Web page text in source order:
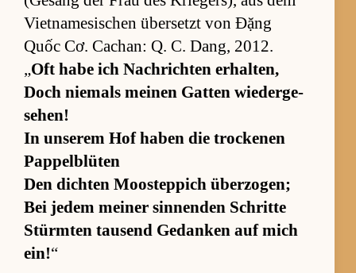
Vi­et­na­me­si­schen über­setzt von Đặng
Quốc Cơ. Cachan: Q. C. Dang, 2012.
„Oft habe ich Nach­rich­ten er­hal­ten,
Doch nie­mals mei­nen Gat­ten wie­der­ge­
se­hen!
In un­se­rem Hof ha­ben die tro­ckenen
Pap­pel­b­lü­ten
Den dich­ten Moos­tep­pich über­zo­gen;
Bei je­dem mei­ner sin­nen­den Schritte
Stürm­ten tau­send Ge­dan­ken auf mich
ein!“